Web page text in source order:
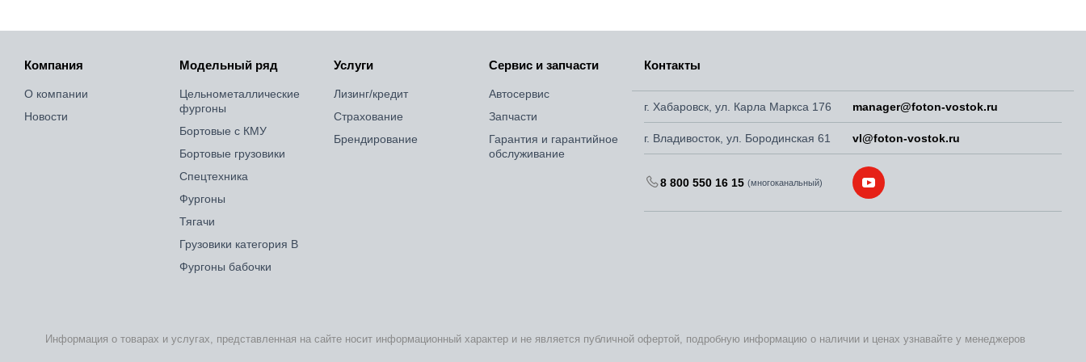
Компания
О компании
Новости
Модельный ряд
Цельнометаллические
фургоны
Бортовые с КМУ
Бортовые грузовики
Спецтехника
Фургоны
Тягачи
Грузовики категория B
Фургоны бабочки
Услуги
Лизинг/кредит
Страхование
Брендирование
Сервис и запчасти
Автосервис
Запчасти
Гарантия и гарантийное
обслуживание
Контакты
г. Хабаровск, ул. Карла Маркса 176 manager@foton-vostok.ru
г. Владивосток, ул. Бородинская 61 vl@foton-vostok.ru
8 800 550 16 15 (многоканальный)
Информация о товарах и услугах, представленная на сайте носит информационный характер и не является публичной офертой, подробную информацию о наличии и ценах узнавайте у менеджеров